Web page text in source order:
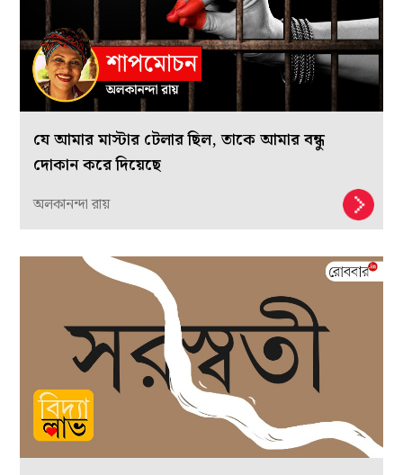
যে আমার মাস্টার টেলার ছিল, তাকে আমার বন্ধু
দোকান করে দিয়েছে
অলকানন্দা রায়